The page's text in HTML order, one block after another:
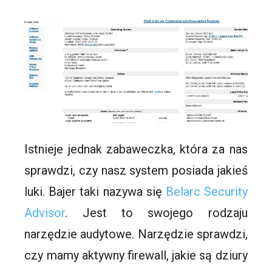
Istnieje jednak zabaweczka, która za nas
sprawdzi, czy nasz system posiada jakieś
luki. Bajer taki nazywa się Belarc Security
Advisor. Jest to swojego rodzaju
narzędzie audytowe. Narzędzie sprawdzi,
czy mamy aktywny firewall, jakie są dziury